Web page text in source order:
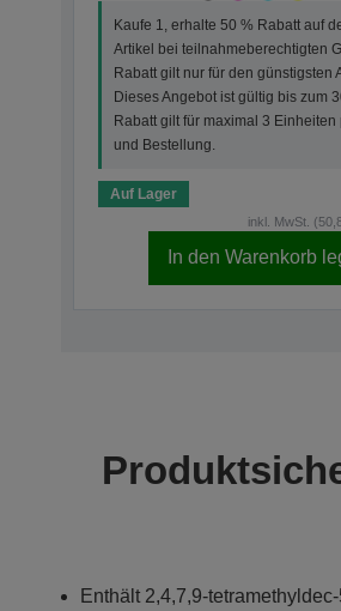
Kaufe 1, erhalte 50 % Rabatt auf
Artikel bei teilnahmeberechtigten
Rabatt gilt nur für den günstigsten
Dieses Angebot ist gültig bis zum
Rabatt gilt für maximal 3 Einheiten
und Bestellung.
Auf Lager
inkl. MwSt.
In den Warenkorb
Enthält 2,4,7,9-